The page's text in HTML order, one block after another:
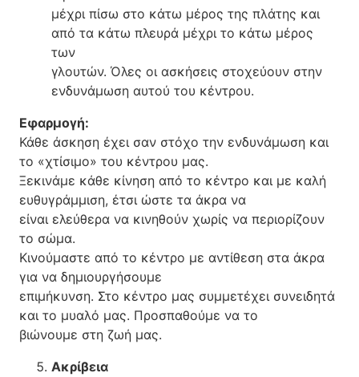
μέχρι πίσω στο κάτω μέρος της πλάτης και
από τα κάτω πλευρά μέχρι το κάτω μέρος
των
γλουτών. Όλες οι ασκήσεις στοχεύουν στην
ενδυνάμωση αυτού του κέντρου.
Εφαρμογή:
Κάθε άσκηση έχει σαν στόχο την ενδυνάμωση και
το «χτίσιμο» του κέντρου μας.
Ξεκινάμε κάθε κίνηση από το κέντρο και με καλή
ευθυγράμμιση, έτσι ώστε τα άκρα να
είναι ελεύθερα να κινηθούν χωρίς να περιορίζουν
το σώμα.
Κινούμαστε από το κέντρο με αντίθεση στα άκρα
για να δημιουργήσουμε
επιμήκυνση. Στο κέντρο μας συμμετέχει συνειδητά
και το μυαλό μας. Προσπαθούμε να το
βιώνουμε στη ζωή μας.
Ακρίβεια